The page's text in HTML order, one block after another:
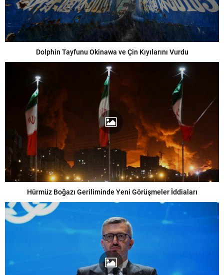
Dolphin Tayfunu Okinawa ve Çin Kıyılarını Vurdu
Hürmüz Boğazı Geriliminde Yeni Görüşmeler İddiaları